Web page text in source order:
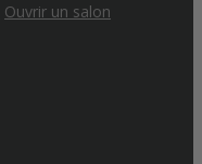
Ouvrir un salon